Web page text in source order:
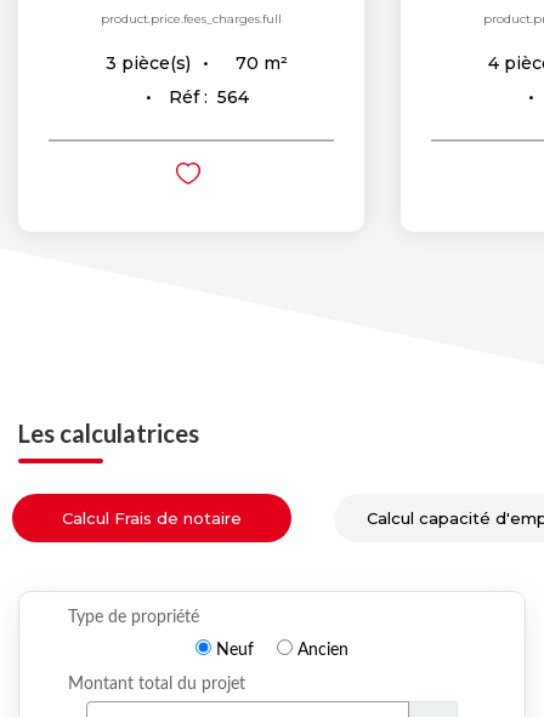
product.price.fees_charges.full
3 pièce(s) 70 m²
Réf : 564
4
Les calculatrices
Calcul Frais de notaire Calcul capacité